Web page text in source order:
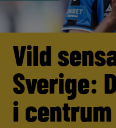
Vild
Sverige:
i centrum